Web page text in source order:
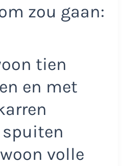
zou gaan:
tien
en met
spuiten
volle